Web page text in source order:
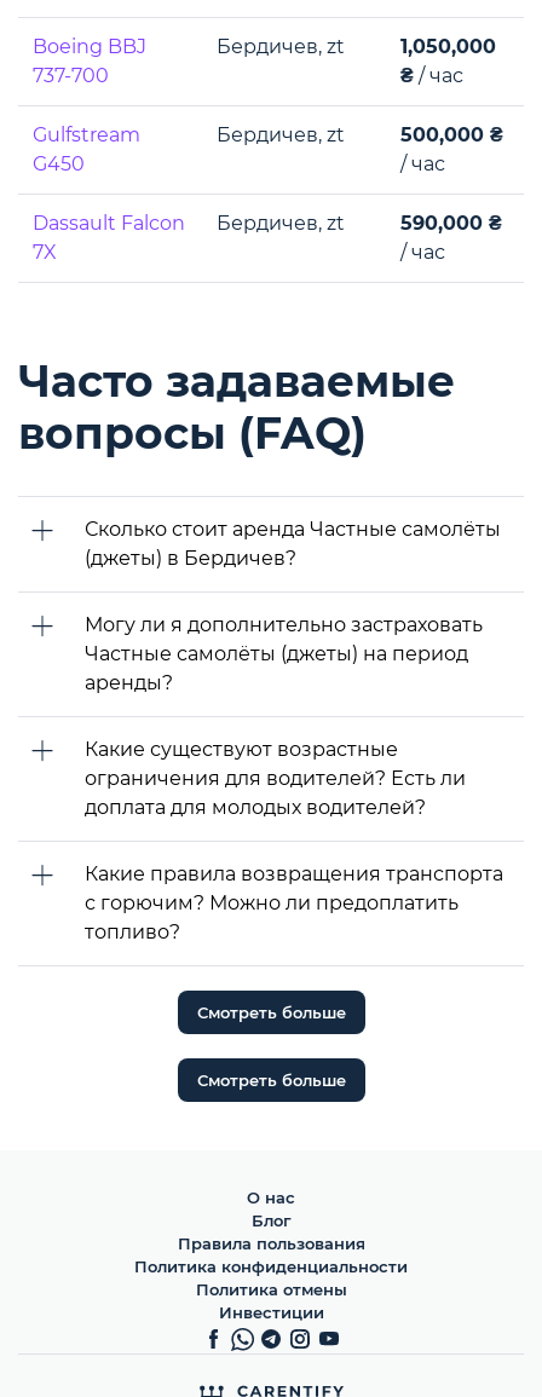
Boeing BBJ
737-700
Бердичев, zt
1,050,000
₴ / час
Gulfstream
G450
Бердичев, zt
500,000 ₴
/ час
Dassault Falcon
7X
Бердичев, zt
590,000 ₴
/ час
Часто задаваемые
вопросы (FAQ)
Сколько стоит аренда Частные самолёты
(джеты) в Бердичев?
Могу ли я дополнительно застраховать
Частные самолёты (джеты) на период
аренды?
Какие существуют возрастные
ограничения для водителей? Есть ли
доплата для молодых водителей?
Какие правила возвращения транспорта
с горючим? Можно ли предоплатить
топливо?
Смотреть больше
Смотреть больше
О нас
Блог
Правила пользования
Политика конфиденциальности
Политика отмены
Инвестиции